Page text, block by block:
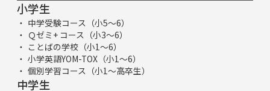
小学生
中学受験コース（小5～6）
Ｑゼミ+ コース（小3～6）
ことばの学校（小1～6）
小学英語YOM-TOX（小1～6）
個別学習コース（小1～高卒生）
中学生